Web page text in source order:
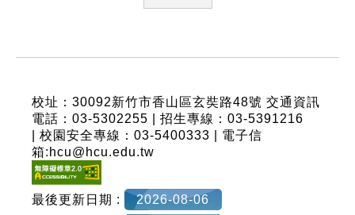
校址：30092新竹市香山區玄奘路48號 交通資訊
電話：03-5302255 | 招生專線：03-5391216
| 校園安全專線：03-5400333 | 電子信
箱:hcu@hcu.edu.tw
最後更新日期 : 2026-08-06